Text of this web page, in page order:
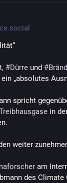
, #Dürre und #
spricht
in
weiter
am
des